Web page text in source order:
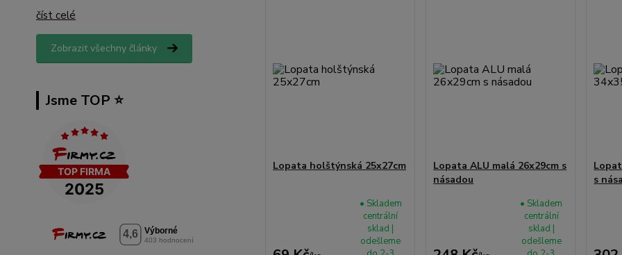
číst celé
Zobrazit všechny články
Jsme TOP ⭐️
Lopata holštýnská 25x27cm
• Skladem
centrální
sklad |
odešleme
Lopata ALU malá 26x29cm s
násadou
• Skladem
centrální
sklad |
odešleme
s